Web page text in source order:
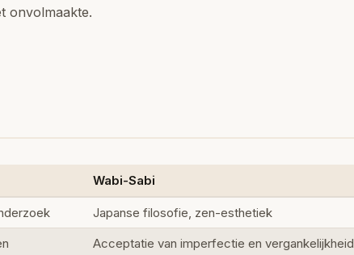
onvolmaakte.
Wabi-Sabi
Japanse filosofie, zen-esthetiek
Acceptatie van imperfectie en vergankelijkheid